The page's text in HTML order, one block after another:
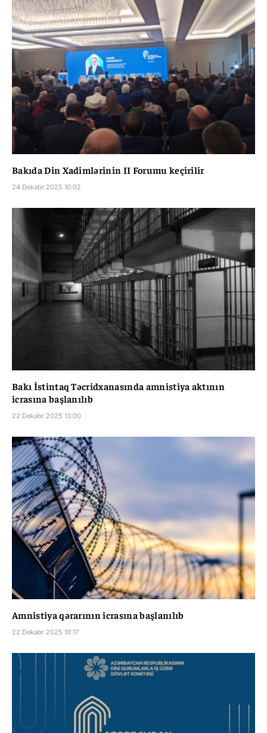
Bakıda Din Xadimlərinin II Forumu keçirilir
24 Dekabr 2025 10:02
Bakı İstintaq Təcridxanasında amnistiya aktının
icrasına başlanılıb
22 Dekabr 2025 13:00
Amnistiya qərarının icrasına başlanılıb
22 Dekabr 2025 10:17